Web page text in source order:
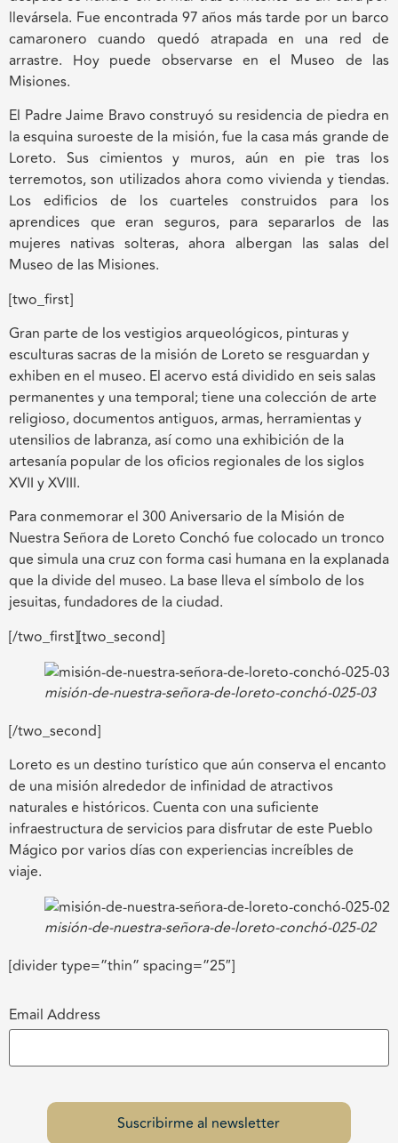
llevársela. Fue encontrada 97 años más tarde por un barco
camaronero cuando quedó atrapada en una red de
arrastre. Hoy puede observarse en el Museo de las
Misiones.
El Padre Jaime Bravo construyó su residencia de piedra en
la esquina suroeste de la misión, fue la casa más grande de
Loreto. Sus cimientos y muros, aún en pie tras los
terremotos, son utilizados ahora como vivienda y tiendas.
Los edificios de los cuarteles construidos para los
aprendices que eran seguros, para separarlos de las
mujeres nativas solteras, ahora albergan las salas del
Museo de las Misiones.
[two_first]
Gran parte de los vestigios arqueológicos, pinturas y
esculturas sacras de la misión de Loreto se resguardan y
exhiben en el museo. El acervo está dividido en seis salas
permanentes y una temporal; tiene una colección de arte
religioso, documentos antiguos, armas, herramientas y
utensilios de labranza, así como una exhibición de la
artesanía popular de los oficios regionales de los siglos
XVII y XVIII.
Para conmemorar el 300 Aniversario de la Misión de
Nuestra Señora de Loreto Conchó fue colocado un tronco
que simula una cruz con forma casi humana en la explanada
que la divide del museo. La base lleva el símbolo de los
jesuitas, fundadores de la ciudad.
[/two_first][two_second]
misión-de-nuestra-señora-de-loreto-conchó-025-03
[/two_second]
Loreto es un destino turístico que aún conserva el encanto
de una misión alrededor de infinidad de atractivos
naturales e históricos. Cuenta con una suficiente
infraestructura de servicios para disfrutar de este Pueblo
Mágico por varios días con experiencias increíbles de
viaje.
misión-de-nuestra-señora-de-loreto-conchó-025-02
[divider type=”thin” spacing=”25″]
Email Address